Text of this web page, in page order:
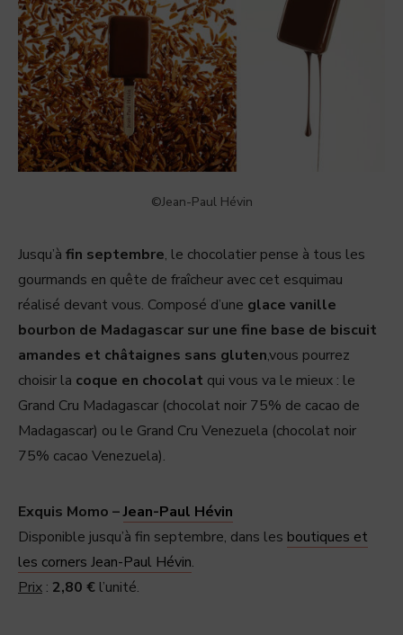
©Jean-Paul Hévin
Jusqu’à fin septembre, le chocolatier pense à tous les
gourmands en quête de fraîcheur avec cet esquimau
réalisé devant vous. Composé d’une glace vanille
bourbon de Madagascar sur une fine base de biscuit
amandes et châtaignes sans gluten,vous pourrez
choisir la coque en chocolat qui vous va le mieux : le
Grand Cru Madagascar (chocolat noir 75% de cacao de
Madagascar) ou le Grand Cru Venezuela (chocolat noir
75% cacao Venezuela).
Exquis Momo –Jean-Paul Hévin
Disponible jusqu’à fin septembre, dans les boutiques et
les corners Jean-Paul Hévin.
Prix : 2,80 € l’unité.